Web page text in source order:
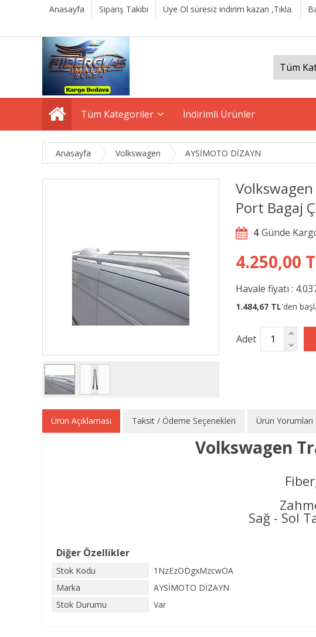
Anasayfa Sipariş Takibi Üye Ol süresiz indirim kazan ,Tıkla.
Tüm Kategoriler İndirimli Ürünler
Anasayfa Volkswagen AYSİMOTO DİZAYN
Port Bagaj
4
4.250,00
Havale fiyatı :
1.484,67 TL'den
Adet
Ürün Açıklaması Taksit / Ödeme Seçenekleri Ürün Yorumları
Volkswagen
Sağ - Sol
Diğer Özellikler
Stok Kodu
1NzEzODgxMzcwOA
Marka
AYSİMOTO DİZAYN
Stok Durumu
Var